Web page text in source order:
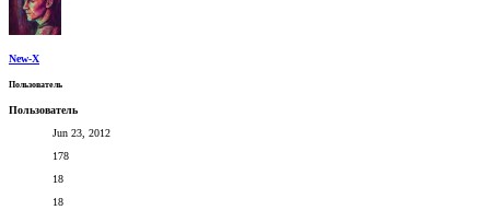
New-X
Пользователь
Пользователь
Jun 23, 2012
178
18
18